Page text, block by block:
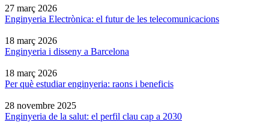
27 març 2026
Enginyeria Electrònica: el futur de les telecomunicacions
18 març 2026
Enginyeria i disseny a Barcelona
18 març 2026
Per què estudiar enginyeria: raons i beneficis
28 novembre 2025
Enginyeria de la salut: el perfil clau cap a 2030